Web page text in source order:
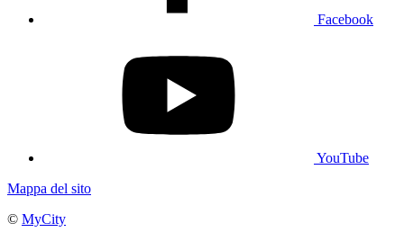
Facebook
YouTube
Mappa del sito
© MyCity